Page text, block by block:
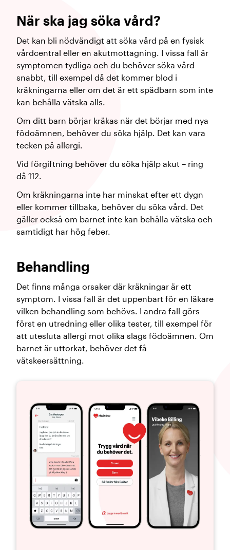
När ska jag söka vård?
Det kan bli nödvändigt att söka vård på en fysisk
vårdcentral eller en akutmottagning. I vissa fall är
symptomen tydliga och du behöver söka vård
snabbt, till exempel då det kommer blod i
kräkningarna eller om det är ett spädbarn som inte
kan behålla vätska alls.
Om ditt barn börjar kräkas när det börjar med nya
födoämnen, behöver du söka hjälp. Det kan vara
tecken på allergi.
Vid förgiftning behöver du söka hjälp akut – ring
då 112.
Om kräkningarna inte har minskat efter ett dygn
eller kommer tillbaka, behöver du söka vård. Det
gäller också om barnet inte kan behålla vätska och
samtidigt har hög feber.
Behandling
Det finns många orsaker där kräkningar är ett
symptom. I vissa fall är det uppenbart för en läkare
vilken behandling som behövs. I andra fall görs
först en utredning eller olika tester, till exempel för
att utesluta allergi mot olika slags födoämnen. Om
barnet är uttorkat, behöver det få
vätskeersättning.